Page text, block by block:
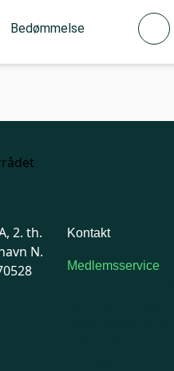
Bedømmelse
2. th.
N.
Kontakt
Medlemsservice